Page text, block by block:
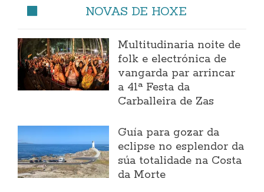
NOVAS DE HOXE
Multitudinaria noite de
folk e electrónica de
vangarda par arrincar
a 41ª Festa da
Carballeira de Zas
Guía para gozar da
eclipse no esplendor da
súa totalidade na Costa
da Morte